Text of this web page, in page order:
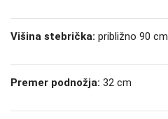
Višina stebrička: približno 90 cm
Premer podnožja: 32 cm